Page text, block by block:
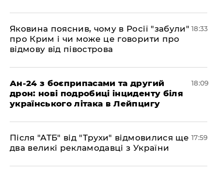
​Яковина пояснив, чому в Росії "забули"
про Крим і чи може це говорити про
відмову від півострова
18:33
​Ан-24 з боєприпасами та другий
дрон: нові подробиці інциденту біля
українського літака в Лейпцигу
18:09
​Після "АТБ" від "Трухи" відмовилися ще
два великі рекламодавці з України
17:59